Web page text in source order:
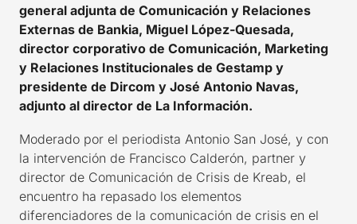
general adjunta de Comunicación y Relaciones
Externas de Bankia, Miguel López-Quesada,
director corporativo de Comunicación, Marketing
y Relaciones Institucionales de Gestamp y
presidente de Dircom y José Antonio Navas,
adjunto al director de La Información.
Moderado por el periodista Antonio San José, y con
la intervención de Francisco Calderón, partner y
director de Comunicación de Crisis de Kreab, el
encuentro ha repasado los elementos
diferenciadores de la comunicación de crisis en el